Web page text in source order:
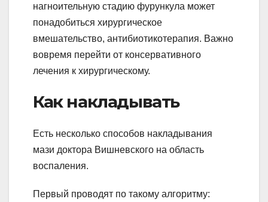
нагноительную стадию фурункула может
понадобиться хирургическое
вмешательство, антибиотикотерапия. Важно
вовремя перейти от консервативного
лечения к хирургическому.
Как накладывать
Есть несколько способов накладывания
мази доктора Вишневского на область
воспаления.
Первый проводят по такому алгоритму: